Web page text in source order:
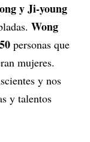
y Ji-young
Wong
personas que
mujeres.
y nos
y talentos